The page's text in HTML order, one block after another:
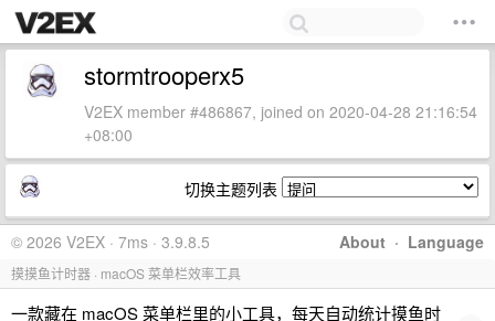
stormtrooperx5
V2EX member #486867, joined on 2020-04-28 21:16:54
+08:00
切换主题列表
About · Language
© 2026 V2EX · 7ms · 3.9.8.5
摸摸鱼计时器 · macOS 菜单栏效率工具
一款藏在 macOS 菜单栏里的小工具，每天自动统计摸鱼时